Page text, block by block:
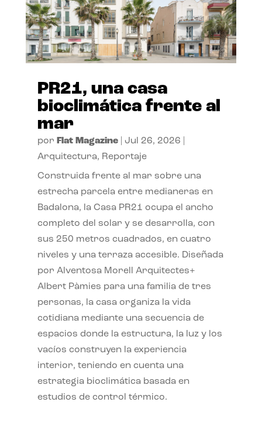
PR21, una casa
bioclimática frente al
mar
por Flat Magazine| Jul 26, 2026
Arquitectura, Reportaje
Construida frente al mar sobre una
estrecha parcela entre medianeras en
Badalona, la Casa PR21 ocupa el ancho
completo del solar y se desarrolla, con
sus 250 metros cuadrados, en cuatro
niveles y una terraza accesible. Diseñada
por Alventosa Morell Arquitectes+
Albert Pàmies para una familia de tres
personas, la casa organiza la vida
cotidiana mediante una secuencia de
espacios donde la estructura, la luz y los
vacíos construyen la experiencia
interior, teniendo en cuenta una
estrategia bioclimática basada en
estudios de control térmico.